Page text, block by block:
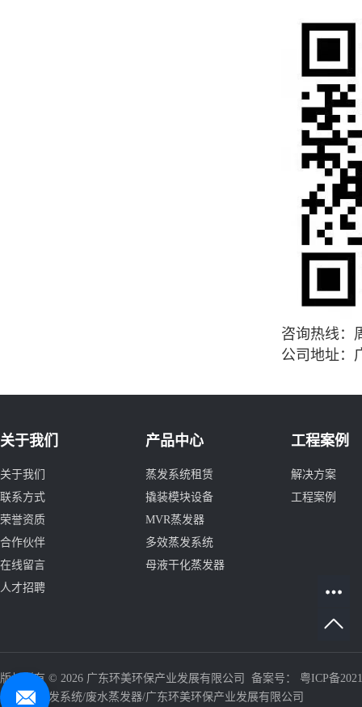
咨询热线：
公司地址：
关于我们
关于我们
联系方式
荣誉资质
合作伙伴
在线留言
人才招聘
产品中心
蒸发系统租赁
撬装模块设备
MVR蒸发器
多效蒸发系统
母液干化蒸发器
工程案例
解决方案
工程案例
版权所有 © 2026 广东环美环保产业发展有限公司 备案号： 粤ICP备
器/三效蒸发系统/废水蒸发器/广东环美环保产业发展有限公司